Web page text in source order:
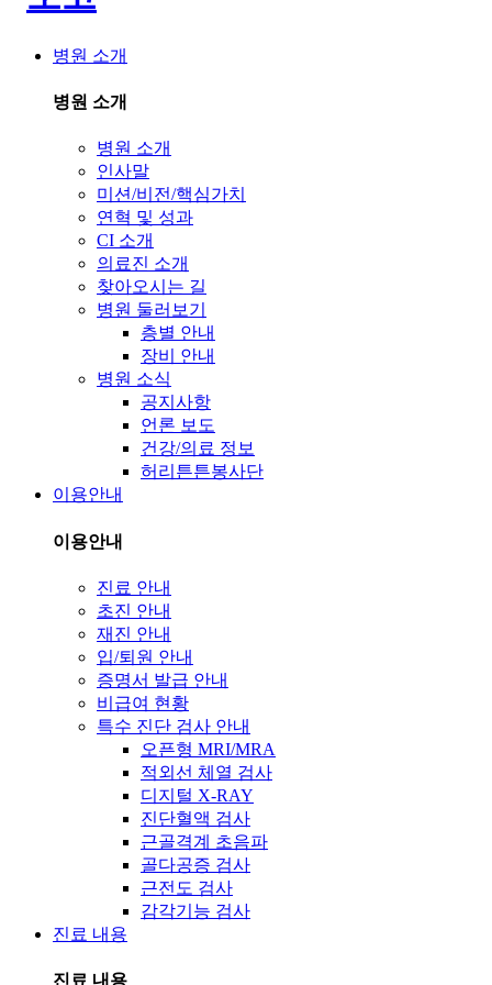
병원 소개
병원 소개
병원 소개
인사말
미션/비전/핵심가치
연혁 및 성과
CI 소개
의료진 소개
찾아오시는 길
병원 둘러보기
층별 안내
장비 안내
병원 소식
공지사항
언론 보도
건강/의료 정보
허리튼튼봉사단
이용안내
이용안내
진료 안내
초진 안내
재진 안내
입/퇴원 안내
증명서 발급 안내
비급여 현황
특수 진단 검사 안내
오픈형 MRI/MRA
적외선 체열 검사
디지털 X-RAY
진단혈액 검사
근골격계 초음파
골다공증 검사
근전도 검사
감각기능 검사
진료 내용
진료 내용